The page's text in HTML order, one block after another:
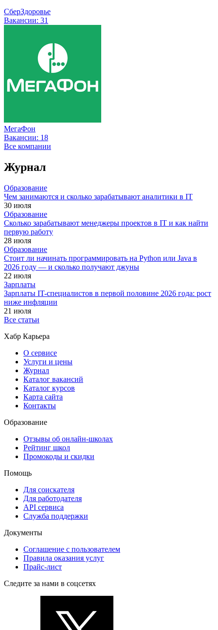
СберЗдоровье
Вакансии: 31
МегаФон
Вакансии: 18
Все компании
Журнал
Образование
Чем занимаются и сколько зарабатывают аналитики в IT
30 июля
Образование
Сколько зарабатывают менеджеры проектов в IT и как найти
первую работу
28 июля
Образование
Стоит ли начинать программировать на Python или Java в
2026 году — и сколько получают джуны
22 июля
Зарплаты
Зарплаты IT-специалистов в первой половине 2026 года: рост
ниже инфляции
21 июля
Все статьи
Хабр Карьера
О сервисе
Услуги и цены
Журнал
Каталог вакансий
Каталог курсов
Карта сайта
Контакты
Образование
Отзывы об онлайн-школах
Рейтинг школ
Промокоды и скидки
Помощь
Для соискателя
Для работодателя
API сервиса
Служба поддержки
Документы
Соглашение с пользователем
Правила оказания услуг
Прайс-лист
Следите за нами в соцсетях